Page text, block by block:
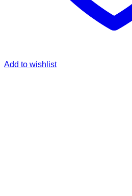
Add to wishlist